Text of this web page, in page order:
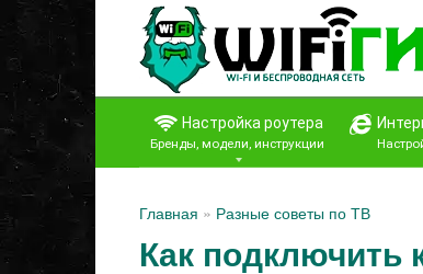
Перейти
контенту
Настройка роутера
Бренды, модели, инструкции
Главная » Разные советы по ТВ
Как подключить